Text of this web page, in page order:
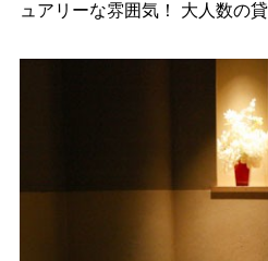
ュアリーな雰囲気！ 大人数の